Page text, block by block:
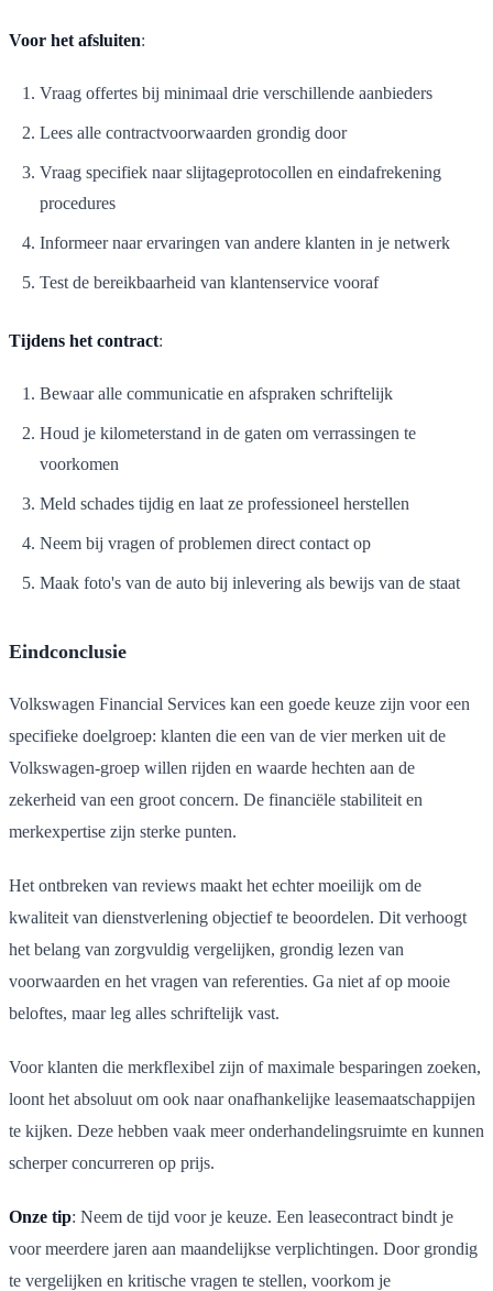
Voor het afsluiten:
Vraag offertes bij minimaal drie verschillende aanbieders
Lees alle contractvoorwaarden grondig door
Vraag specifiek naar slijtageprotocollen en eindafrekening
procedures
Informeer naar ervaringen van andere klanten in je netwerk
Test de bereikbaarheid van klantenservice vooraf
Tijdens het contract:
Bewaar alle communicatie en afspraken schriftelijk
Houd je kilometerstand in de gaten om verrassingen te
voorkomen
Meld schades tijdig en laat ze professioneel herstellen
Neem bij vragen of problemen direct contact op
Maak foto's van de auto bij inlevering als bewijs van de staat
Eindconclusie
Volkswagen Financial Services kan een goede keuze zijn voor een
specifieke doelgroep: klanten die een van de vier merken uit de
Volkswagen-groep willen rijden en waarde hechten aan de
zekerheid van een groot concern. De financiële stabiliteit en
merkexpertise zijn sterke punten.
Het ontbreken van reviews maakt het echter moeilijk om de
kwaliteit van dienstverlening objectief te beoordelen. Dit verhoogt
het belang van zorgvuldig vergelijken, grondig lezen van
voorwaarden en het vragen van referenties. Ga niet af op mooie
beloftes, maar leg alles schriftelijk vast.
Voor klanten die merkflexibel zijn of maximale besparingen zoeken,
loont het absoluut om ook naar onafhankelijke leasemaatschappijen
te kijken. Deze hebben vaak meer onderhandelingsruimte en kunnen
scherper concurreren op prijs.
Onze tip: Neem de tijd voor je keuze. Een leasecontract bindt je
voor meerdere jaren aan maandelijkse verplichtingen. Door grondig
te vergelijken en kritische vragen te stellen, voorkom je